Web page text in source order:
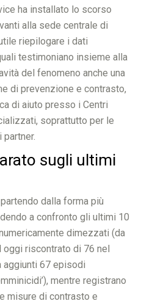
ha installato lo scorso
alla sede centrale di
riepilogare i dati
testimoniano insieme alla
del fenomeno anche una
di prevenzione e contrasto,
di aiuto presso i Centri
soprattutto per le
sugli ultimi
dalla forma più
a confronto gli ultimi 10
dimezzati (da
oggi riscontrato di 76 nel
aggiunti 67 episodi
mentre registrano
misure di contrasto e